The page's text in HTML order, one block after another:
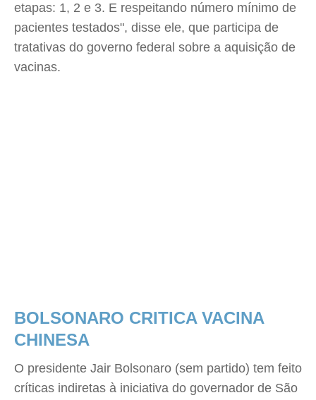
etapas: 1, 2 e 3. E respeitando número mínimo de
pacientes testados", disse ele, que participa de
tratativas do governo federal sobre a aquisição de
vacinas.
BOLSONARO CRITICA VACINA
CHINESA
O presidente Jair Bolsonaro (sem partido) tem feito
críticas indiretas à iniciativa do governador de São